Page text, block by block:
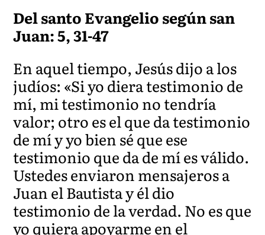
Del santo Evangelio según san
Juan: 5, 31-47
En aquel tiempo, Jesús dijo a los
judíos: «Si yo diera testimonio de
mí, mi testimonio no tendría
valor; otro es el que da testimonio
de mí y yo bien sé que ese
testimonio que da de mí es válido.
Ustedes enviaron mensajeros a
Juan el Bautista y él dio
testimonio de la verdad. No es que
yo quiera apoyarme en el